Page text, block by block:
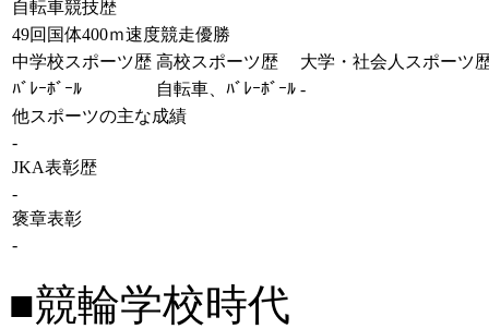
自転車競技歴
49回国体400ｍ速度競走優勝
中学校スポーツ歴 高校スポーツ歴
大学・社会人スポーツ
ﾊﾞﾚｰﾎﾞｰﾙ
自転車、ﾊﾞﾚｰﾎﾞｰﾙ -
他スポーツの主な成績
-
JKA表彰歴
-
褒章表彰
-
■競輪学校時代